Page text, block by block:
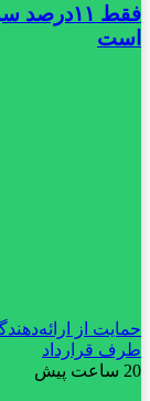
فقط
است
حمایت از
طرف قرارداد
20 ساعت پیش